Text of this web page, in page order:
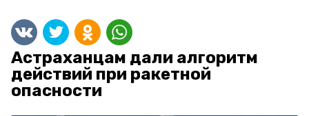
Астраханцам дали алгоритм
действий при ракетной
опасности